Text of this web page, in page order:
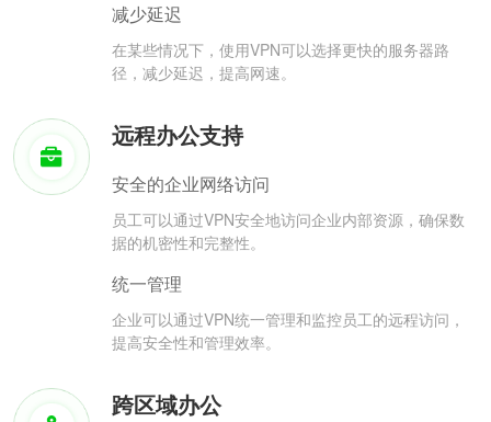
减少延迟
在某些情况下，使用VPN可以选择更快的服务器路
径，减少延迟，提高网速。
远程办公支持
安全的企业网络访问
员工可以通过VPN安全地访问企业内部资源，确保数
据的机密性和完整性。
统一管理
企业可以通过VPN统一管理和监控员工的远程访问，
提高安全性和管理效率。
跨区域办公